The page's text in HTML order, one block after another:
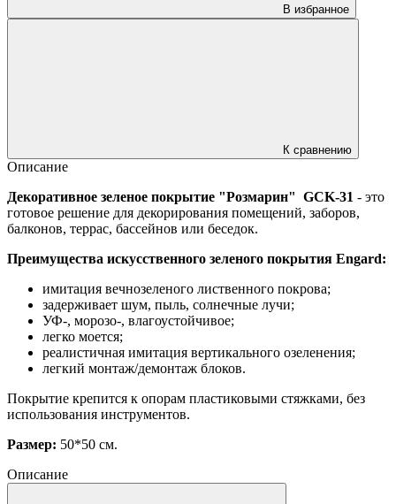
В избранное
К сравнению
Описание
Декоративное зеленое покрытие "Розмарин" GCK-31 - это
готовое решение для декорирования помещений, заборов,
балконов, террас, бассейнов или беседок.
Преимущества искусственного зеленого покрытия Engard:
имитация вечнозеленого лиственного покрова;
задерживает шум, пыль, солнечные лучи;
УФ-, морозо-, влагоустойчивое;
легко моется;
реалистичная имитация вертикального озеленения;
легкий монтаж/демонтаж блоков.
Покрытие крепится к опорам пластиковыми стяжками, без
использования инструментов.
Размер: 50*50 см.
Описание